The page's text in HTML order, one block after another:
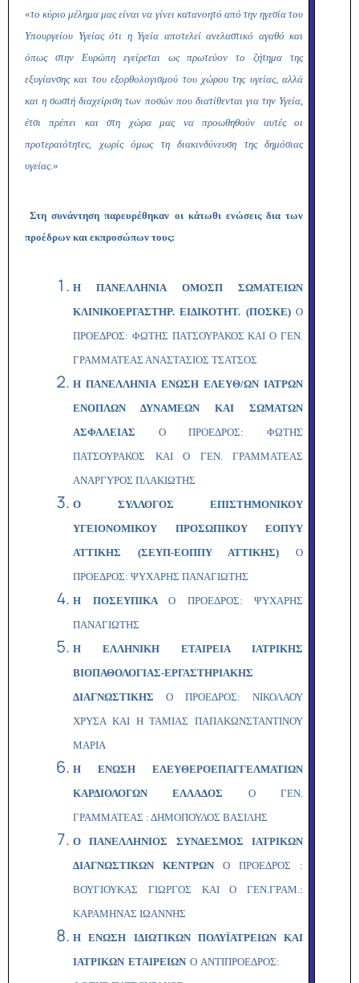
«το κύριο μέλημα μας είναι να γίνει κατανοητό από την ηγεσία του
Υπουργείου Υγείας ότι η Υγεία αποτελεί ανελαστικό αγαθό και
όπως στην Ευρώπη εγείρεται ως πρωτεύον το ζήτημα της
εξυγίανσης και του εξορθολογισμού του χώρου της υγείας, αλλά
και η σωστή διαχείριση των ποσών που διατίθενται για την Υγεία,
έτσι πρέπει και στη χώρα μας να προωθηθούν αυτές οι
προτεραιότητες, χωρίς όμως τη διακινδύνευση της δημόσιας
υγείας.»
Στη συνάντηση παρευρέθηκαν οι κάτωθι ενώσεις δια των
προέδρων και εκπροσώπων τους:
Η ΠΑΝΕΛΛΗΝΙΑ ΟΜΟΣΠ ΣΩΜΑΤΕΙΩΝ
ΚΛΙΝΙΚΟΕΡΓΑΣΤΗΡ. ΕΙΔΙΚΟΤΗΤ. (ΠΟΣΚΕ)Ο
ΠΡΟΕΔΡΟΣ: ΦΩΤΗΣ ΠΑΤΣΟΥΡΑΚΟΣ ΚΑΙ Ο ΓΕΝ.
ΓΡΑΜΜΑΤΕΑΣ ΑΝΑΣΤΑΣΙΟΣ ΤΣΑΤΣΟΣ
Η ΠΑΝΕΛΛΗΝΙΑ ΕΝΩΣΗ ΕΛΕΥΘ/ΩΝ ΙΑΤΡΩΝ
ΕΝΟΠΛΩΝ ΔΥΝΑΜΕΩΝ ΚΑΙ ΣΩΜΑΤΩΝ
ΑΣΦΑΛΕΙΑΣ Ο ΠΡΟΕΔΡΟΣ: ΦΩΤΗΣ
ΠΑΤΣΟΥΡΑΚΟΣ ΚΑΙ Ο ΓΕΝ. ΓΡΑΜΜΑΤΕΑΣ
ΑΝΑΡΓΥΡΟΣ ΠΛΑΚΙΩΤΗΣ
Ο ΣΥΛΛΟΓΟΣ ΕΠΙΣΤΗΜΟΝΙΚΟΥ
ΥΓΕΙΟΝΟΜΙΚΟΥ ΠΡΟΣΩΠΙΚΟΥ ΕΟΠΥΥ
ΑΤΤΙΚΗΣ (ΣΕΥΠ-ΕΟΠΠΥ ΑΤΤΙΚΗΣ) Ο
ΠΡΟΕΔΡΟΣ: ΨΥΧΑΡΗΣ ΠΑΝΑΓΙΩΤΗΣ
Η ΠΟΣΕΥΠΙΚΑ Ο ΠΡΟΕΔΡΟΣ: ΨΥΧΑΡΗΣ
ΠΑΝΑΓΙΩΤΗΣ
Η ΕΛΛΗΝΙΚΗ ΕΤΑΙΡΕΙΑ ΙΑΤΡΙΚΗΣ
ΒΙΟΠΑΘΟΛΟΓΙΑΣ-ΕΡΓΑΣΤΗΡΙΑΚΗΣ
ΔΙΑΓΝΩΣΤΙΚΗΣ Ο ΠΡΟΕΔΡΟΣ: ΝΙΚΟΛΑΟΥ
ΧΡΥΣΑ ΚΑΙ Η ΤΑΜΙΑΣ ΠΑΠΑΚΩΝΣΤΑΝΤΙΝΟΥ
ΜΑΡΙΑ
Η ΕΝΩΣΗ ΕΛΕΥΘΕΡΟΕΠΑΓΓΕΛΜΑΤΙΩΝ
ΚΑΡΔΙΟΛΟΓΩΝ ΕΛΛΑΔΟΣ Ο ΓΕΝ.
ΓΡΑΜΜΑΤΕΑΣ : ΔΗΜΟΠΟΥΛΟΣ ΒΑΣΙΛΗΣ
Ο ΠΑΝΕΛΛΗΝΙΟΣ ΣΥΝΔΕΣΜΟΣ ΙΑΤΡΙΚΩΝ
ΔΙΑΓΝΩΣΤΙΚΩΝ ΚΕΝΤΡΩΝ Ο
ΠΡΟΕΔΡΟΣ :
ΒΟΥΓΙΟΥΚΑΣ ΓΙΩΡΓΟΣ ΚΑΙ Ο ΓΕΝ.ΓΡΑΜ.:
ΚΑΡΑΜΗΝΑΣ ΙΩΑΝΝΗΣ
Η ΕΝΩΣΗ ΙΔΙΩΤΙΚΩΝ ΠΟΛΥΪΑΤΡΕΙΩΝ ΚΑΙ
ΙΑΤΡΙΚΩΝ ΕΤΑΙΡΕΙΩΝ Ο ΑΝΤΙΠΡΟΕΔΡΟΣ: